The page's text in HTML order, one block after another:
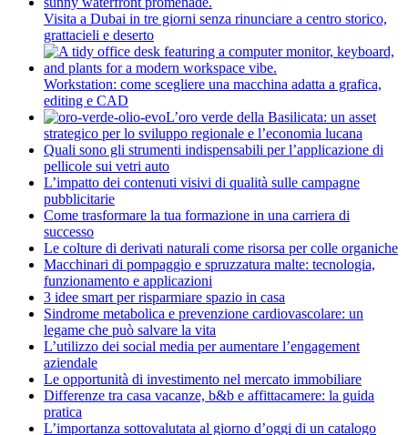
Visita a Dubai in tre giorni senza rinunciare a centro storico,
grattacieli e deserto
Workstation: come scegliere una macchina adatta a grafica,
editing e CAD
L’oro verde della Basilicata: un asset
strategico per lo sviluppo regionale e l’economia lucana
Quali sono gli strumenti indispensabili per l’applicazione di
pellicole sui vetri auto
L’impatto dei contenuti visivi di qualità sulle campagne
pubblicitarie
Come trasformare la tua formazione in una carriera di
successo
Le colture di derivati naturali come risorsa per colle organiche
Macchinari di pompaggio e spruzzatura malte: tecnologia,
funzionamento e applicazioni
3 idee smart per risparmiare spazio in casa
Sindrome metabolica e prevenzione cardiovascolare: un
legame che può salvare la vita
L’utilizzo dei social media per aumentare l’engagement
aziendale
Le opportunità di investimento nel mercato immobiliare
Differenze tra casa vacanze, b&b e affittacamere: la guida
pratica
L’importanza sottovalutata al giorno d’oggi di un catalogo